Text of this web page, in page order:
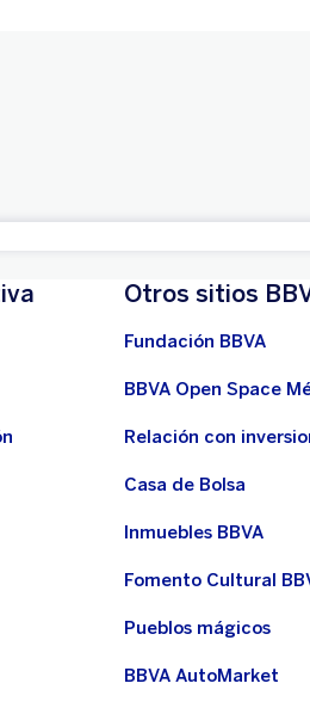
Otros sitios
Fundación BBVA
BBVA Open Space
Relación con
Casa de Bolsa
Inmuebles BBVA
Fomento Cultural
Pueblos mágicos
BBVA AutoMarket